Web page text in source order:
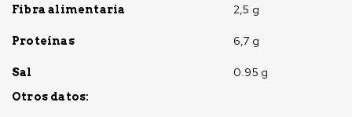
Fibra alimentaria 2,5 g
Proteínas 6,7 g
Sal 0.95 g
Otros datos: